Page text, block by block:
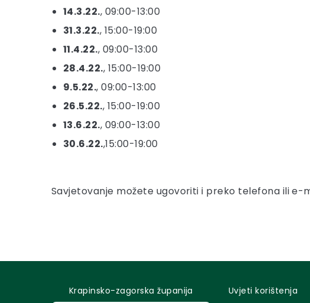
14.3.22., 09:00-13:00
31.3.22., 15:00-19:00
11.4.22., 09:00-13:00
28.4.22., 15:00-19:00
9.5.22., 09:00-13:00
26.5.22., 15:00-19:00
13.6.22., 09:00-13:00
30.6.22.,15:00-19:00
Savjetovanje možete ugovoriti i preko telefona ili e-
Krapinsko-zagorska županija
Uvjeti korištenja